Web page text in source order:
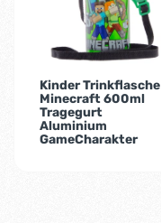
Kinder Trinkflasche
Minecraft 600ml
Tragegurt
Aluminium
GameCharakter